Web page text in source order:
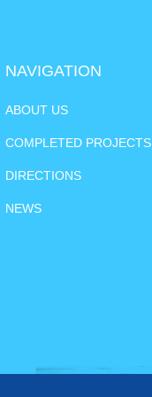
NAVIGATION
ABOUT US
COMPLETED PROJECTS
DIRECTIONS
NEWS